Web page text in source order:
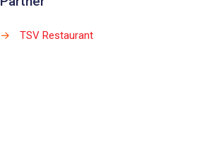
→ TSV Restaurant